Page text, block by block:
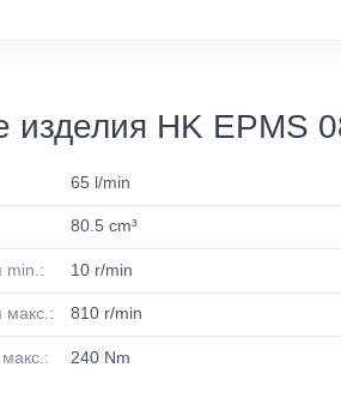
изделия HK EPMS
65 l/min
80.5 cm³
min.: 10 r/min
макс.: 810 r/min
240 Nm